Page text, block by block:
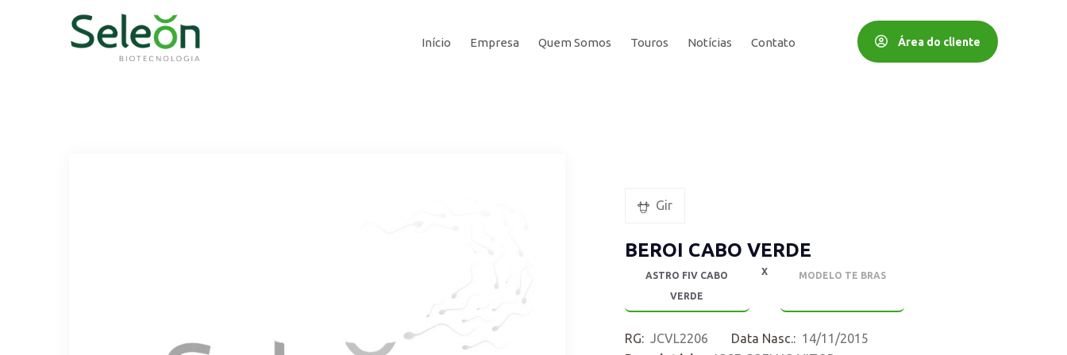
Início Empresa Quem Somos Touros Notícias Contato Área do cliente
Gir
BEROI CABO VERDE
ASTRO FIV CABO
VERDE
X MODELO TE BRAS
RG: JCVL2206 Data Nasc.: 14/11/2015